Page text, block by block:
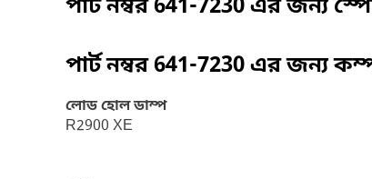
পার্ট নম্বর641-7230এর জন্য
পার্ট নম্বর641-7230এর জন্য
লোড হোল ডাম্প
R2900 XE